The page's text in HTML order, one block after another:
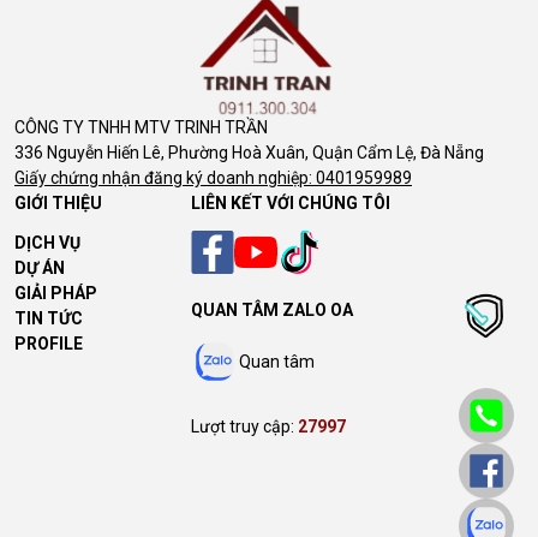
CÔNG TY TNHH MTV TRINH TRẦN
336 Nguyễn Hiến Lê, Phường Hoà Xuân, Quận Cẩm Lệ, Đà Nẵng
Giấy chứng nhận đăng ký doanh nghiệp: 0401959989
GIỚI THIỆU
DỊCH VỤ
DỰ ÁN
GIẢI PHÁP
TIN TỨC
PROFILE
LIÊN KẾT VỚI CHÚNG TÔI
QUAN TÂM ZALO OA
Quan tâm
Lượt truy cập: 27997